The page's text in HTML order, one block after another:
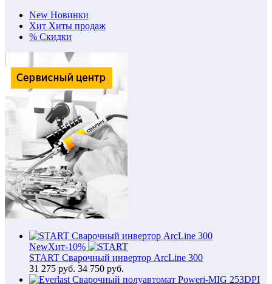
New Новинки
Хит Хиты продаж
% Скидки
NewХит-10%
START Сварочный инвертор ArcLine 300
31 275 руб. 34 750 руб.